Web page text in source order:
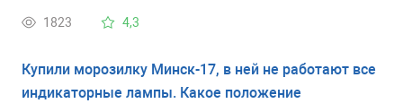
термостат? Укажите его название.. спасибо!!!
1823 4,3
Купили морозилку Минск-17, в ней не работают все
индикаторные лампы. Какое положение